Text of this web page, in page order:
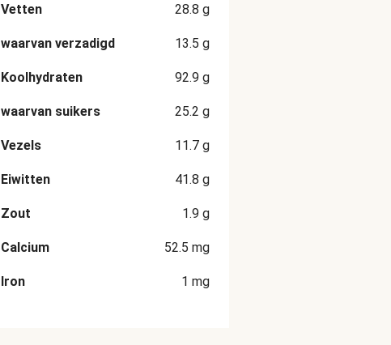
Vetten 28.8 g
waarvan verzadigd 13.5 g
Koolhydraten 92.9 g
waarvan suikers 25.2 g
Vezels 11.7 g
Eiwitten 41.8 g
Zout 1.9 g
Calcium 52.5 mg
Iron 1 mg